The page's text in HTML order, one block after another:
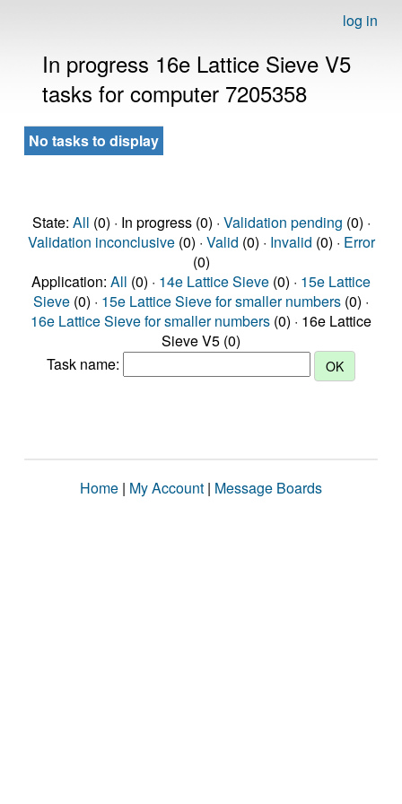
log in
In progress 16e Lattice Sieve V5
tasks for computer 7205358
No tasks to display
State: All (0) · In progress (0) · Validation pending (0) ·
Validation inconclusive(0) · Valid (0) · Invalid (0) · Error
(0)
Application: All (0) · 14e Lattice Sieve (0) · 15e Lattice
Sieve (0) · 15e Lattice Sieve for smaller numbers (0) ·
16e Lattice Sieve for smaller numbers (0) · 16e Lattice
Sieve V5 (0)
Task name:
Home | My Account | Message Boards